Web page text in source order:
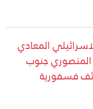
المعادي
جنوب
فسفورية